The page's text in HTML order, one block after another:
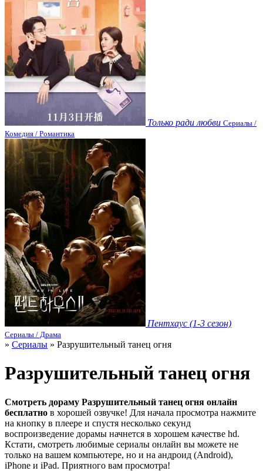
Только ради любви Сериалы /
Комедия / Романтика
Пентхаус (1-3 сезон)
Сериалы / Драма
» Сериалы » Разрушительный танец огня
Разрушительный танец огня
Смотреть дораму Разрушительный танец огня онлайн
бесплатно в хорошей озвучке! Для начала просмотра нажмите
на кнопку в плеере и спустя несколько секунд
воспроизведение дорамы начнется в хорошем качестве hd.
Кстати, смотреть любимые сериалы онлайн вы можете не
только на вашем компьютере, но и на андроид (Android),
iPhone и iPad. Приятного вам просмотра!